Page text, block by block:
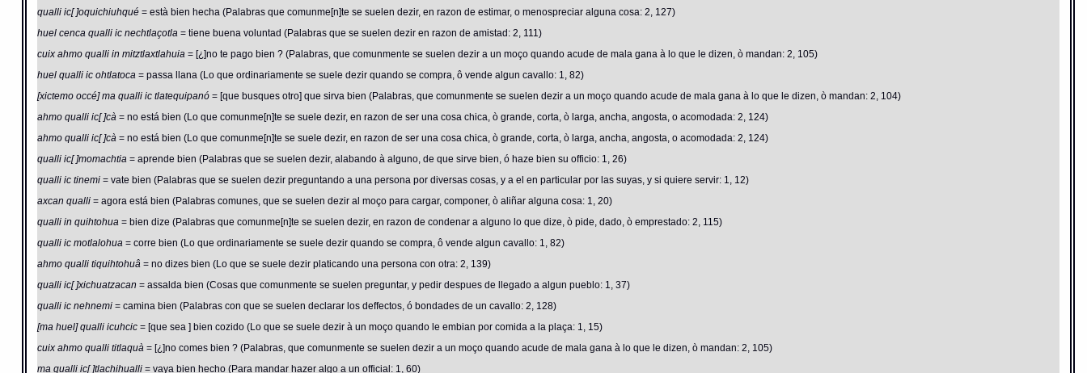
qualli ic[ ]oquichiuhqué = està bien hecha (Palabras que comunme[n]te se suelen dezir, en razon de estimar, o menospreciar alguna cosa: 2, 127)
huel cenca qualli ic nechtlaçotla = tiene buena voluntad (Palabras que se suelen dezir en razon de amistad: 2, 111)
cuix ahmo qualli in mitztlaxtlahuia = [¿]no te pago bien ? (Palabras, que comunmente se suelen dezir a un moço quando acude de mala gana à lo que le dizen, ò mandan: 2, 105)
huel qualli ic ohtlatoca = passa llana (Lo que ordinariamente se suele dezir quando se compra, ô vende algun cavallo: 1, 82)
[xictemo occé] ma qualli ic tlatequipanó = [que busques otro] que sirva bien (Palabras, que comunmente se suelen dezir a un moço quando acude de mala gana à lo que le dizen, ò mandan: 2, 104)
ahmo qualli ic[ ]cà = no está bien (Lo que comunme[n]te se suele dezir, en razon de ser una cosa chica, ò grande, corta, ò larga, ancha, angosta, o acomodada: 2, 124)
ahmo qualli ic[ ]cà = no está bien (Lo que comunme[n]te se suele dezir, en razon de ser una cosa chica, ò grande, corta, ò larga, ancha, angosta, o acomodada: 2, 124)
qualli ic[ ]momachtia = aprende bien (Palabras que se suelen dezir, alabando à alguno, de que sirve bien, ó haze bien su officio: 1, 26)
qualli ic tinemi = vate bien (Palabras que se suelen dezir preguntando a una persona por diversas cosas, y a el en particular por las suyas, y si quiere servir: 1, 12)
axcan qualli = agora está bien (Palabras comunes, que se suelen dezir al moço para cargar, componer, ò aliñar alguna cosa: 1, 20)
qualli in quihtohua = bien dize (Palabras que comunme[n]te se suelen dezir, en razon de condenar a alguno lo que dize, ò pide, dado, ò emprestado: 2, 115)
qualli ic motlalohua = corre bien (Lo que ordinariamente se suele dezir quando se compra, ô vende algun cavallo: 1, 82)
ahmo qualli tiquihtohuâ = no dizes bien (Lo que se suele dezir platicando una persona con otra: 2, 139)
qualli ic[ ]xichuatzacan = assalda bien (Cosas que comunmente se suelen preguntar, y pedir despues de llegado a algun pueblo: 1, 37)
qualli ic nehnemi = camina bien (Palabras con que se suelen declarar los deffectos, ó bondades de un cavallo: 2, 128)
[ma huel] qualli icuhcic = [que sea ] bien cozido (Lo que se suele dezir à un moço quando le embian por comida a la plaça: 1, 15)
cuix ahmo qualli titlaquà = [¿]no comes bien ? (Palabras, que comunmente se suelen dezir a un moço quando acude de mala gana à lo que le dizen, ò mandan: 2, 105)
ma qualli ic[ ]tlachihualli = vaya bien hecho (Para mandar hazer algo a un official: 1, 60)